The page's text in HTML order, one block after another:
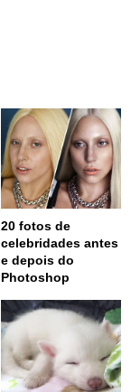
20 fotos de
celebridades antes
e depois do
Photoshop